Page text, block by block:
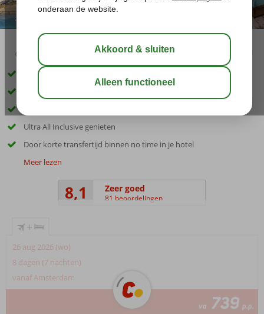
03:00 aug 29°C
Ca. 150 meter van het zandstrand, incl. ligbedden
Uitgebreide sport- & wellnessfaciliteiten
Ultra All Inclusive genieten
Door korte transfertijd binnen no time in je hotel
Meer lezen
8,1 Zeer goed
81 beoordelingen
+
26 aug 2026 (wo)
8 dagen (7 nachten)
vanaf Amsterdam
va 739 p.p.